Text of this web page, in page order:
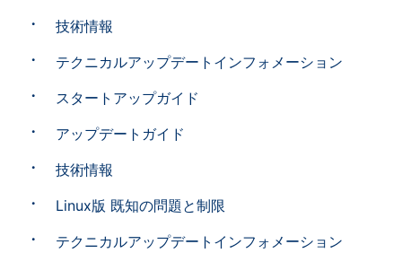
技術情報
テクニカルアップデートインフォメーション
スタートアップガイド
アップデートガイド
技術情報
Linux版 既知の問題と制限
テクニカルアップデートインフォメーション